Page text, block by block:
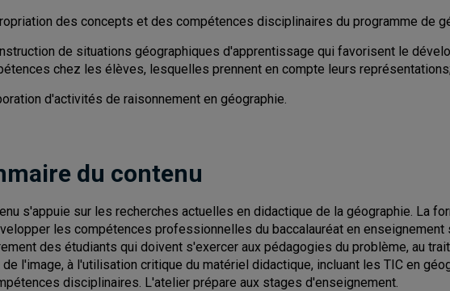
des concepts et des compétences disciplinaires du programme de
de situations géographiques d'apprentissage qui favorisent le
chez les élèves, lesquelles prennent en compte leurs représentations;
d'activités de raisonnement en géographie.
du contenu
s'appuie sur les recherches actuelles en didactique de la géographie. La
les compétences professionnelles du baccalauréat en enseignement
des étudiants qui doivent s'exercer aux pédagogies du problème, au
l'image, à l'utilisation critique du matériel didactique, incluant les TIC en
disciplinaires. L'atelier prépare aux stages d'enseignement.